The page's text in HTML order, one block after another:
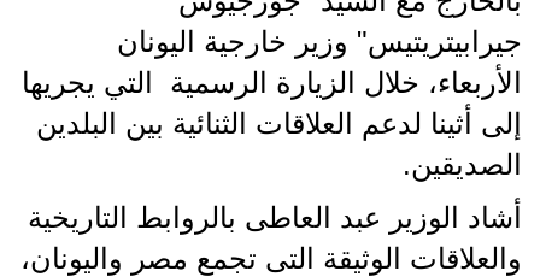
جيرابيتريتيس" وزير خارجية اليونان
الأربعاء، خلال الزيارة الرسمية التي يجريها
إلى أثينا لدعم العلاقات الثنائية بين البلدين
الصديقين.
أشاد الوزير عبد العاطى بالروابط التاريخية
والعلاقات الوثيقة التى تجمع مصر واليونان،